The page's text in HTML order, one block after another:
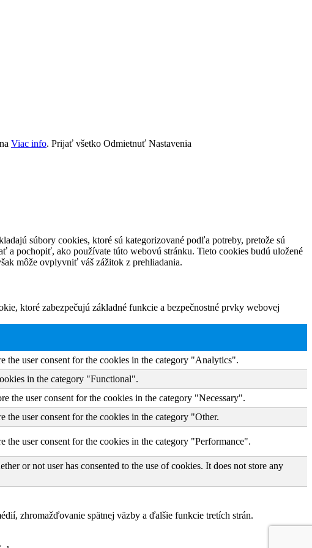
Viac info. Prijať všetko Odmietnuť Nastavenia
súbory cookies, ktoré sú kategorizované podľa potreby, pretože sú
a pochopiť, ako používate túto webovú stránku. Tieto cookies budú uložené
môže ovplyvniť váš zážitok z prehliadania.
ktoré zabezpečujú základné funkcie a bezpečnostné prvky webovej
the user consent for the cookies in the category "Analytics".
in the category "Functional".
the user consent for the cookies in the category "Necessary".
user consent for the cookies in the category "Other.
user consent for the cookies in the category "Performance".
or not user has consented to the use of cookies. It does not store any
zhromažďovanie spätnej väzby a ďalšie funkcie tretích strán.